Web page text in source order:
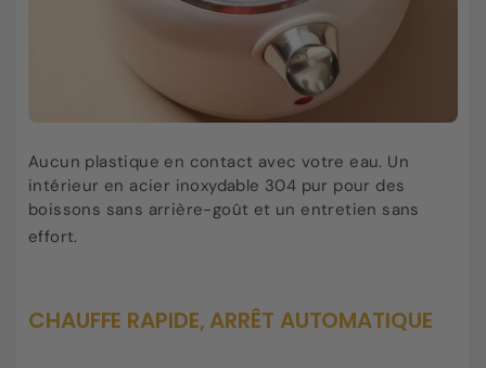
Aucun plastique en contact avec votre eau. Un
intérieur en acier inoxydable 304 pur pour des
boissons sans arrière-goût et un entretien sans
effort.
CHAUFFE RAPIDE, ARRÊT AUTOMATIQUE